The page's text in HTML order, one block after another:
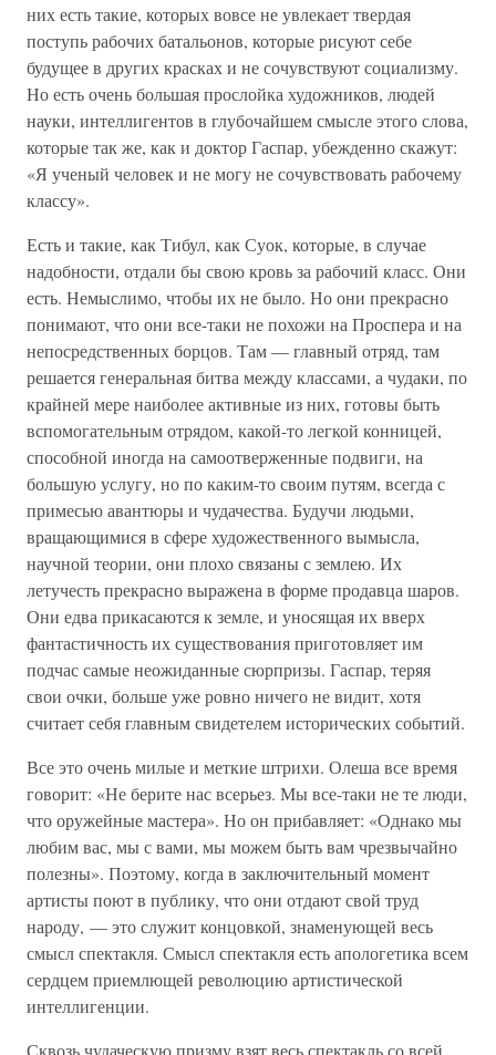
них есть такие, которых вовсе не увлекает твердая
поступь рабочих батальонов, которые рисуют себе
будущее в других красках и не сочувствуют социализму.
Но есть очень большая прослойка художников, людей
науки, интеллигентов в глубочайшем смысле этого слова,
которые так же, как и доктор Гаспар, убежденно скажут:
«Я ученый человек и не могу не сочувствовать рабочему
классу».
Есть и такие, как Тибул, как Суок, которые, в случае
надобности, отдали бы свою кровь за рабочий класс. Они
есть. Немыслимо, чтобы их не было. Но они прекрасно
понимают, что они все-таки не похожи на Проспера и на
непосредственных борцов. Там — главный отряд, там
решается генеральная битва между классами, а чудаки, по
крайней мере наиболее активные из них, готовы быть
вспомогательным отрядом, какой-то легкой конницей,
способной иногда на самоотверженные подвиги, на
большую услугу, но по каким-то своим путям, всегда с
примесью авантюры и чудачества. Будучи людьми,
вращающимися в сфере художественного вымысла,
научной теории, они плохо связаны с землею. Их
летучесть прекрасно выражена в форме продавца шаров.
Они едва прикасаются к земле, и уносящая их вверх
фантастичность их существования приготовляет им
подчас самые неожиданные сюрпризы. Гаспар, теряя
свои очки, больше уже ровно ничего не видит, хотя
считает себя главным свидетелем исторических событий.
Все это очень милые и меткие штрихи. Олеша все время
говорит: «Не берите нас всерьез. Мы все-таки не те люди,
что оружейные мастера». Но он прибавляет: «Однако мы
любим вас, мы с вами, мы можем быть вам чрезвычайно
полезны». Поэтому, когда в заключительный момент
артисты поют в публику, что они отдают свой труд
народу, — это служит концовкой, знаменующей весь
смысл спектакля. Смысл спектакля есть апологетика всем
сердцем приемлющей революцию артистической
интеллигенции.
Сквозь чудаческую призму взят весь спектакль со всей